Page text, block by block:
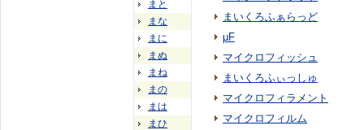
まと
まな
まに
まぬ
まね
まの
まは
まひ
まいくろふぁらっど
μF
マイクロフィッシュ
まいくろふぃっしゅ
マイクロフィラメント
マイクロフィルム